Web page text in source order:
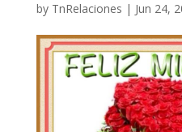
by TnRelaciones | Jun 24,